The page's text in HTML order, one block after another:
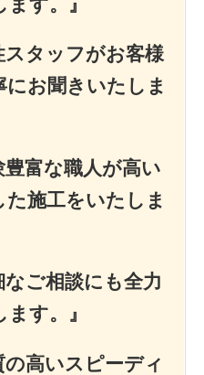
タッフがお客様
お聞きいたしま
富な職人が高い
施工をいたしま
ご相談にも全力
す。』
高いスピーディ